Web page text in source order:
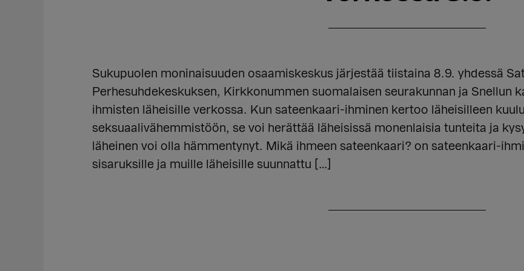
Sukupuolen moninaisuuden osaamiskeskus järjestää tiistaina 8.9. yhdessä
Perhesuhdekeskuksen, Kirkkonummen suomalaisen seurakunnan ja Snellun
ihmisten läheisille verkossa. Kun sateenkaari-ihminen kertoo läheisilleen
seksuaalivähemmistöön, se voi herättää läheisissä monenlaisia tunteita ja
läheinen voi olla hämmentynyt. Mikä ihmeen sateenkaari? on sateenkaari-
sisaruksille ja muille läheisille suunnattu […]